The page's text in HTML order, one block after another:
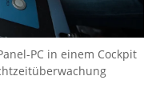
PC in einem Cockpit